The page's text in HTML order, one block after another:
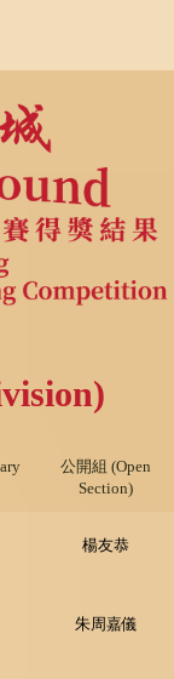
公開組 (Open
Section)
楊友恭
朱周嘉儀